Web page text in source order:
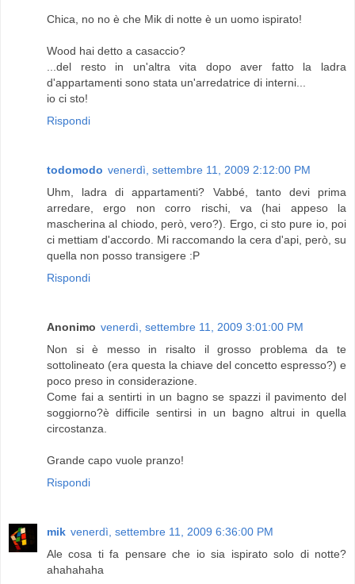
Chica, no no è che Mik di notte è un uomo ispirato!
Wood hai detto a casaccio?
...del resto in un'altra vita dopo aver fatto la ladra
d'appartamenti sono stata un'arredatrice di interni...
io ci sto!
Rispondi
todomodo venerdì, settembre 11, 2009 2:12:00 PM
Uhm, ladra di appartamenti? Vabbé, tanto devi prima
arredare, ergo non corro rischi, va (hai appeso la
mascherina al chiodo, però, vero?). Ergo, ci sto pure io, poi
ci mettiam d'accordo. Mi raccomando la cera d'api, però, su
quella non posso transigere :P
Rispondi
Anonimo venerdì, settembre 11, 2009 3:01:00 PM
Non si è messo in risalto il grosso problema da te
sottolineato (era questa la chiave del concetto espresso?) e
poco preso in considerazione.
Come fai a sentirti in un bagno se spazzi il pavimento del
soggiorno?è difficile sentirsi in un bagno altrui in quella
circostanza.
Grande capo vuole pranzo!
Rispondi
mik venerdì, settembre 11, 2009 6:36:00 PM
Ale cosa ti fa pensare che io sia ispirato solo di notte?
ahahahaha